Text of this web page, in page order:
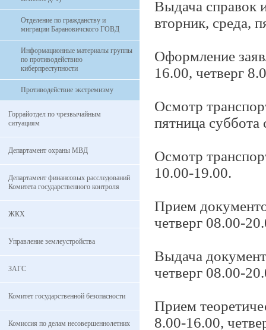
Отделение по гражданству и
миграции Барановичского ГОВД
Информационные материалы группы
по противодействию
киберпреступности
Противодействие экстремизму
Горрайотдел по чрезвычайным
ситуациям
Департамент охраны МВД
Департамент финансовых расследований
Комитета государственного контроля
ЖКХ
Управление землеустройства
ЗАГС
Комитет государственной безопасности
Комиссия по делам несовершеннолетних
Выдача справок
вторник, среда,
Оформление
16.00, четверг
Осмотр
пятница
Осмотр
10.00-19.00.
Прием
четверг 08.00-
Выдача
четверг 08.00-
Прием
8.00-16.00,